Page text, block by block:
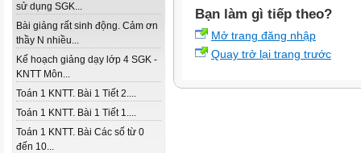
sử dụng SGK...
Bài giảng rất sinh động. Cảm ơn
thầy N nhiều...
Kế hoạch giảng dạy lớp 4 SGK -
KNTT Môn...
Toán 1 KNTT. Bài 1 Tiết 2....
Toán 1 KNTT. Bài 1 Tiết 1....
Toán 1 KNTT. Bài Các số từ 0
đến 10...
Bạn làm gì tiếp theo?
Mở trang đăng nhập
Quay trở lại trang trước